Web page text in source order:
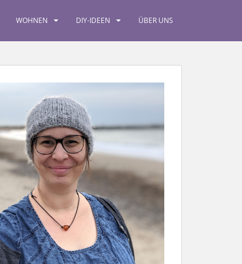
WOHNEN DIY-IDEEN ÜBER UNS